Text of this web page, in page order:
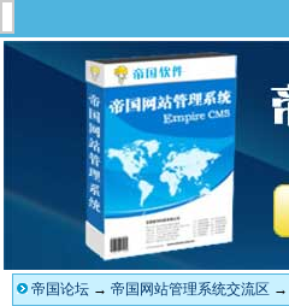
帝国论坛 → 帝国网站管理系统交流区 →